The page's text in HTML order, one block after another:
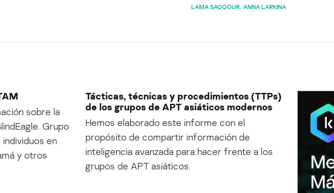
LAMA SAQQOUR ANNA LARKINA
sobre la
Grupo
en
y otros
Tácticas, técnicas y procedimientos (TTPs)
de los grupos de APT asiáticos modernos
Hemos elaborado este informe con el
propósito de compartir información de
inteligencia avanzada para hacer frente a los
grupos de APT asiáticos.